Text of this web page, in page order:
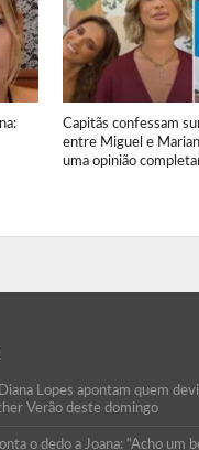
Capitãs confessam
entre Miguel e
uma opinião
Lopes apontam quem
Verão deste domingo
o dedo a Joana: “Acho um